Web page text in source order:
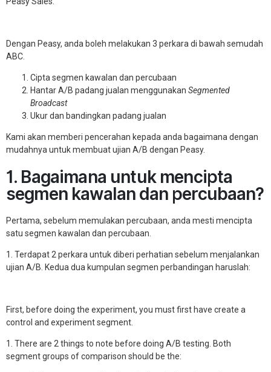
Dengan Peasy, anda boleh melakukan 3 perkara di bawah semudah
ABC.
Cipta segmen kawalan dan percubaan
Hantar A/B padang jualan menggunakan Segmented
Broadcast
Ukur dan bandingkan padang jualan
Kami akan memberi pencerahan kepada anda bagaimana dengan
mudahnya untuk membuat ujian A/B dengan Peasy.
1. Bagaimana untuk mencipta
segmen kawalan dan percubaan?
Pertama, sebelum memulakan percubaan, anda mesti mencipta
satu segmen kawalan dan percubaan.
1. Terdapat 2 perkara untuk diberi perhatian sebelum menjalankan
ujian A/B. Kedua dua kumpulan segmen perbandingan haruslah:
First, before doing the experiment, you must first have create a
control and experiment segment.
1. There are 2 things to note before doing A/B testing. Both
segment groups of comparison should be the: